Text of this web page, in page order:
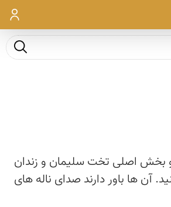
ورود
جست و
بخش اصلی تخت سلیمان و زندان
آن ها باور دارند صدای ناله های